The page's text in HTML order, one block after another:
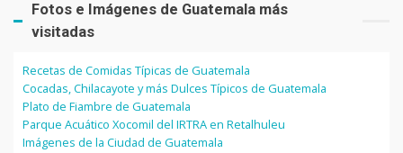
Fotos e Imágenes de Guatemala más
visitadas
Recetas de Comidas Típicas de Guatemala
Cocadas, Chilacayote y más Dulces Típicos de Guatemala
Plato de Fiambre de Guatemala
Parque Acuático Xocomil del IRTRA en Retalhuleu
Imágenes de la Ciudad de Guatemala